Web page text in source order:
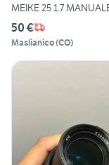
MEIKE 25 1.7
50 €
Maslianico(CO)